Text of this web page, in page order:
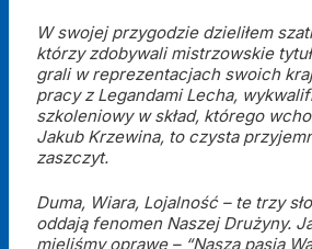
W swojej przygodzie dzieliłem
którzy zdobywali mistrzowskie
grali w reprezentacjach swoich
pracy z Legandami Lecha,
szkoleniowy w skład, którego
Jakub Krzewina, to czysta
zaszczyt.
Duma, Wiara, Lojalność – te trzy
oddają fenomen Naszej Drużyny.
mieliśmy oprawę – “Nasza pasja